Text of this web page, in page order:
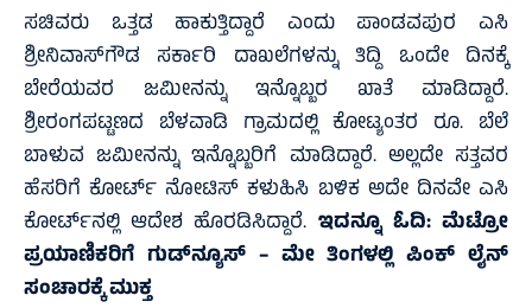
ಸಚಿವರು ಒತ್ತಡ ಹಾಕುತ್ತಿದ್ದಾರೆ ಎಂದು ಪಾಂಡವಪುರ ಎಸಿ
ಶ್ರೀನಿವಾಸ್‌ಗೌಡ ಸರ್ಕಾರಿ ದಾಖಲೆಗಳನ್ನು ತಿದ್ದಿ ಒಂದೇ ದಿನಕ್ಕೆ
ಬೇರೆಯವರ ಜಮೀನನ್ನು ಇನ್ನೊಬ್ಬರ ಖಾತೆ ಮಾಡಿದ್ದಾರೆ.
ಶ್ರೀರಂಗಪಟ್ಟಣದ ಬೆಳವಾಡಿ ಗ್ರಾಮದಲ್ಲಿ ಕೋಟ್ಯಂತರ ರೂ. ಬೆಲೆ
ಬಾಳುವ ಜಮೀನನ್ನು ಇನ್ನೊಬ್ಬರಿಗೆ ಮಾಡಿದ್ದಾರೆ. ಅಲ್ಲದೇ ಸತ್ತವರ
ಹೆಸರಿಗೆ ಕೋರ್ಟ್ ನೋಟಿಸ್ ಕಳುಹಿಸಿ ಬಳಿಕ ಅದೇ ದಿನವೇ ಎಸಿ
ಕೋರ್ಟ್‌ನಲ್ಲಿ ಆದೇಶ ಹೊರಡಿಸಿದ್ದಾರೆ. ಇದನ್ನೂ ಓದಿ:ಮೆಟ್ರೋ
ಪ್ರಯಾಣಿಕರಿಗೆ ಗುಡ್‌ನ್ಯೂಸ್ – ಮೇ ತಿಂಗಳಲ್ಲಿ ಪಿಂಕ್ ಲೈನ್
ಸಂಚಾರಕ್ಕೆ ಮುಕ್ತ